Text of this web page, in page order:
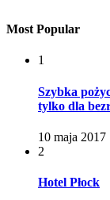
Most Popular
1
Szybka
tylko dla
10 maja 2017
2
Hotel Płock